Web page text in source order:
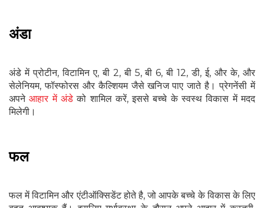
अंडा
अंडे में प्रोटीन, विटामिन ए, बी 2, बी 5, बी 6, बी 12, डी, ई, और के, और
सेलेनियम, फॉस्फोरस और कैल्शियम जैसे खनिज पाए जाते है। प्रेगनेंसी में
अपनेआहार में अंडेको शामिल करें, इससे बच्चे के स्वस्थ विकास में मदद
मिलेगी।
फल
फल में विटामिन और एंटीऑक्सिडेंट होते है, जो आपके बच्चे के विकास के लिए